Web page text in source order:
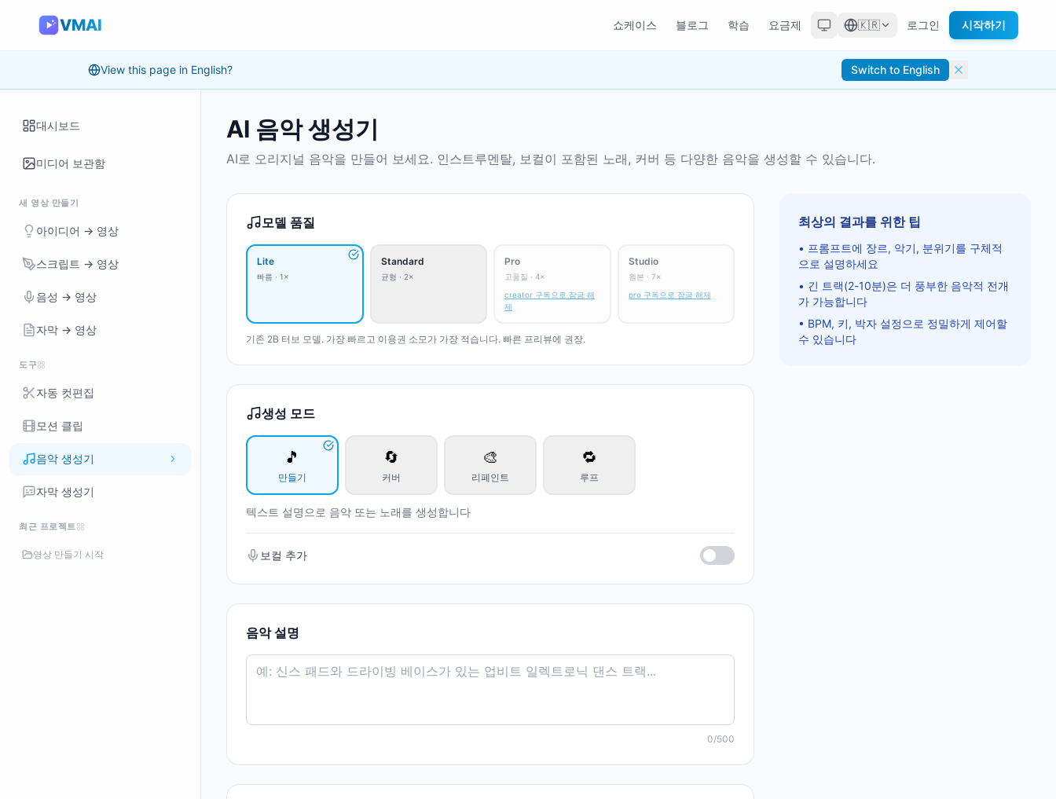
VMAI 쇼케이스 블로그 학습 요금제 🇰🇷 로그인 시작하기
View this page in English? Switch to English
대시보드
미디어 보관함
새 영상 만들기
아이디어 → 영상
스크립트 → 영상
음성 → 영상
자막 → 영상
도구
자동 컷편집
모션 클립
음악 생성기
자막 생성기
최근 프로젝트
영상 만들기 시작
AI 음악 생성기
AI로 오리지널 음악을 만들어 보세요. 인스트루멘탈, 보컬이 포함된 노래, 커버 등 다양한 음악을 생성할 수 있습니다.
모델 품질
Lite
빠름 · 1×
Standard
균형 · 2×
Pro
고품질 · 4×
creator 구독으로 잠금 해
제
Studio
원본 · 7×
pro 구독으로 잠금 해제
기존 2B 터보 모델. 가장 빠르고 이용권 소모가 가장 적습니다. 빠른 프리뷰에 권장.
생성 모드
🎵
만들기
🔄
커버
🎨
리페인트
🔁
루프
텍스트 설명으로 음악 또는 노래를 생성합니다
보컬 추가
음악 설명
0/500
최상의 결과를 위한 팁
• 프롬프트에 장르, 악기, 분위기를 구체적
으로 설명하세요
• 긴 트랙(2-10분)은 더 풍부한 음악적 전개
가 가능합니다
• BPM, 키, 박자 설정으로 정밀하게 제어할
수 있습니다